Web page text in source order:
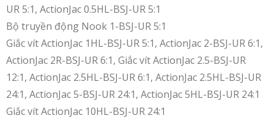
UR 5:1, ActionJac 0.5HL-BSJ-UR 5:1
Bộ truyền động Nook 1-BSJ-UR 5:1
Giắc vít ActionJac 1HL-BSJ-UR 5:1, ActionJac 2-BSJ-UR 6:1,
ActionJac 2R-BSJ-UR 6:1, Giắc vít ActionJac 2.5-BSJ-UR
12:1, ActionJac 2.5HL-BSJ-UR 6:1, ActionJac 2.5HL-BSJ-UR
24:1, ActionJac 5-BSJ-UR 24:1, ActionJac 5HL-BSJ-UR 24:1
Giắc vít ActionJac 10HL-BSJ-UR 24:1